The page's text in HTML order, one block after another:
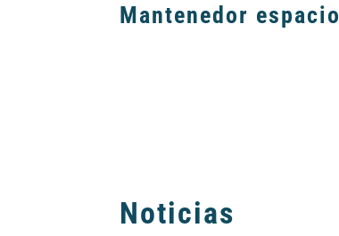
Mantenedor espacio
Noticias